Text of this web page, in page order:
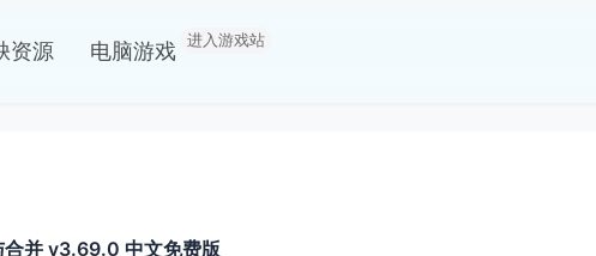
资源 电脑游戏 进入游戏站
并 v3.69.0 中文免费版